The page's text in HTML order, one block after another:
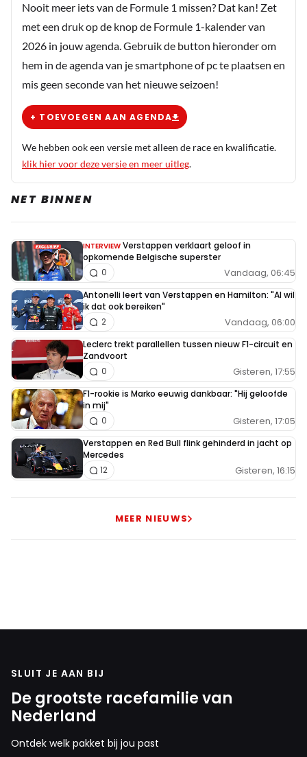
Nooit meer iets van de Formule 1 missen? Dat kan! Zet
met een druk op de knop de Formule 1-kalender van
2026 in jouw agenda. Gebruik de button hieronder om
hem in de agenda van je smartphone of pc te plaatsen en
mis geen seconde van het nieuwe seizoen!
+ TOEVOEGEN AAN AGENDA
We hebben ook een versie met alleen de race en kwalificatie.
klik hier voor deze versie en meer uitleg.
NET BINNEN
INTERVIEW Verstappen verklaart geloof in
opkomende Belgische superster
Vandaag, 06:45
0
Antonelli leert van Verstappen en Hamilton: "Al wil
ik dat ook bereiken"
Vandaag, 06:00
2
Leclerc trekt parallellen tussen nieuw F1-circuit en
Zandvoort
Gisteren, 17:55
0
F1-rookie is Marko eeuwig dankbaar: "Hij geloofde
in mij"
Gisteren, 17:05
0
Verstappen en Red Bull flink gehinderd in jacht op
Mercedes
Gisteren, 16:15
12
MEER NIEUWS
SLUIT JE AAN BIJ
De grootste racefamilie van
Nederland
Ontdek welk pakket bij jou past